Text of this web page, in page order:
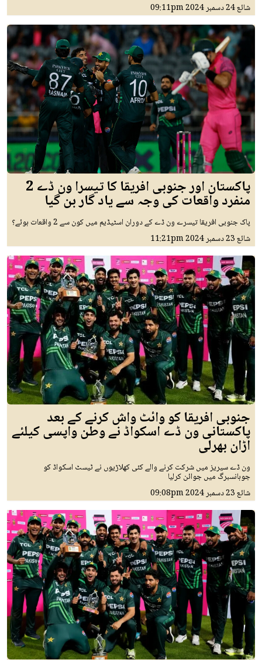
شائع24 دسمبر 2024 09:11pm
پاکستان اور جنوبی افریقا کا تیسرا ون ڈے 2
منفرد واقعات کی وجہ سے یاد گار بن گیا
پاک جنوبی افریقا تیسرے ون ڈے کے دوران اسٹیڈیم میں کون سے 2 واقعات ہوئے؟
شائع23 دسمبر 2024 11:21pm
جنوبی افریقا کو وائٹ واش کرنے کے بعد
پاکستانی ون ڈے اسکواڈ نے وطن واپسی کیلئے
اڑان بھرلی
ون ڈے سیریز میں شرکت کرنے والے کئی کھلاڑیوں نے ٹیسٹ اسکواڈ کو
جوہانسبرگ میں جوائن کرلیا
شائع23 دسمبر 2024 09:08pm